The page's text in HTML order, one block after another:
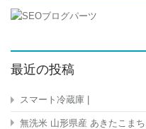
最近の投稿
スマート冷蔵庫 |
無洗米 山形県産 あきたこまち |